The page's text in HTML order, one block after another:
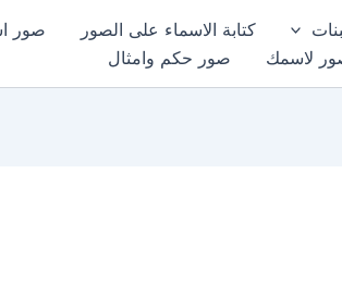
كتابة الاسماء على الصور صور
لاسمك صور حكم وامثال